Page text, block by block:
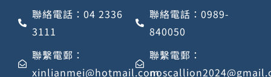
聯絡電話：04 2336
3111
聯繫電郵：
xinlianmei@hotmail.com
聯絡電話：0989-
840050
聯繫電郵：